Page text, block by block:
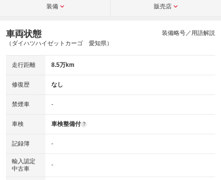
装備 販売店
車両状態
（ダイハツハイゼットカーゴ 愛知県）
装備略号／用語解説
走行距離 8.5万km
修復歴 なし
禁煙車 -
車検 車検整備付 ?
記録簿 -
輸入認定
中古車
-